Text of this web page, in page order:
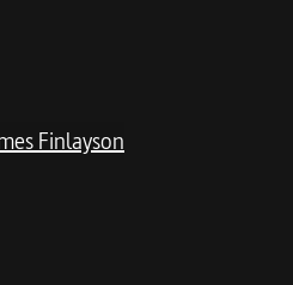
Finlayson